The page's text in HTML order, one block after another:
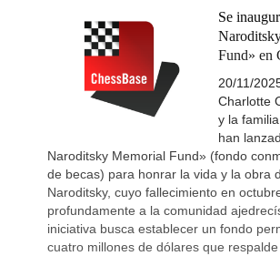
Se
Fund» en
20/11/
Charlotte
y la
han
Naroditsky Memorial Fund» (fondo
de becas) para honrar la vida y la obra
Naroditsky, cuyo fallecimiento en
profundamente a la comunidad
iniciativa busca establecer un fondo
cuatro millones de dólares que